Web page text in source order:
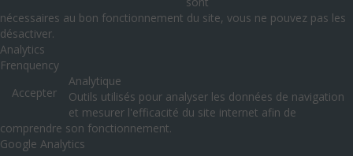
nécessaires au bon fonctionnement du site, vous ne pouvez pas les
désactiver.
Analytics
Frenquency
Accepter
Analytique
Outils utilisés pour analyser les données de navigation
et mesurer l'efficacité du site internet afin de
comprendre son fonctionnement.
Google Analytics